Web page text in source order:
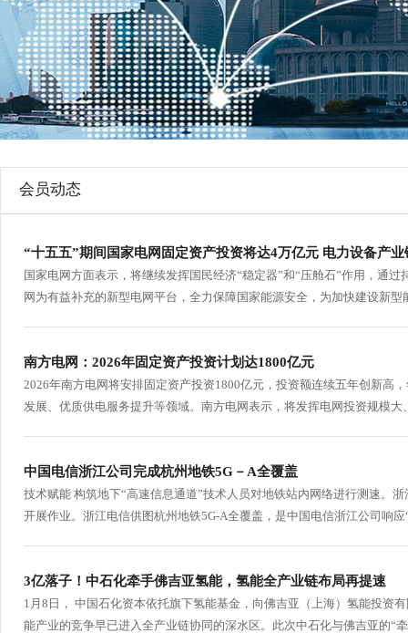
组织机构
法律顾问
学会章程
会员动态
地方动态
产业发展
创新高技术
行
贸易与流
会员动态
“十五五”期间国家电网固定资产投资将达4万亿元 电力设备产
国家电网方面表示，将继续发挥国民经济“稳定器”和“压舱石”作用，通
网为有益补充的新型电网平台，全力保障国家能源安全，为加快建设新
南方电网：2026年固定资产投资计划达1800亿元
2026年南方电网将安排固定资产投资1800亿元，投资额连续五年创新高
发展、优质供电服务提升等领域。南方电网表示，将发挥电网投资规模
中国电信浙江公司完成杭州地铁5G－A全覆盖
技术赋能 构筑地下“高速信息通道”技术人员对地铁站内网络进行测速。
开展作业。浙江电信供图杭州地铁5G-A全覆盖，是中国电信浙江公司响
3亿落子！中石化牵手佛吉亚氢能，氢能全产业链布局再提速
1月8日， 中国石化资本依托旗下氢能基金，向佛吉亚（上海）氢能投资
能产业的竞争早已进入全产业链协同的深水区。此次中石化与佛吉亚的“